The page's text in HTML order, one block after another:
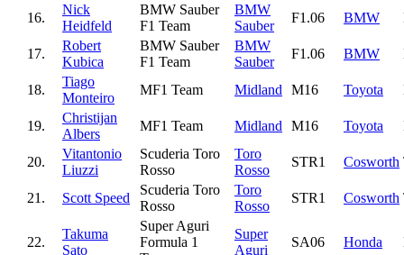
16.
Nick
Heidfeld
BMW Sauber
F1 Team
BMW
Sauber
F1.06 BMW
17.
Robert
Kubica
BMW Sauber
F1 Team
BMW
Sauber
F1.06 BMW
18.
Tiago
Monteiro
MF1 Team Midland M16 Toyota
19.
Christijan
Albers
MF1 Team Midland M16 Toyota
20.
Vitantonio
Liuzzi
Scuderia Toro
Rosso
Toro
Rosso
STR1 Cosworth
21. Scott Speed
Scuderia Toro
Rosso
Toro
Rosso
STR1 Cosworth
22.
Takuma
Sato
Super Aguri
Formula 1
Super
Aguri
SA06 Honda